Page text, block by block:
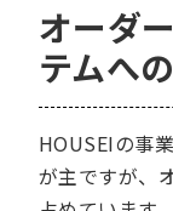
オーダ
テムへ
HOUSEIの事
が主ですが、